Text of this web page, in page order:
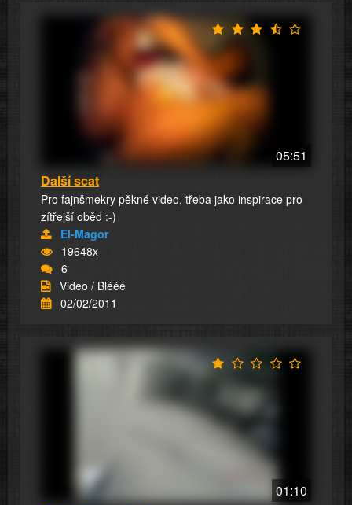
05:51
Další scat
Pro fajnšmekry pěkné video, třeba jako inspirace pro
zítřejší oběd :-)
El-Magor
19648x
6
Video / Blééé
02/02/2011
01:10